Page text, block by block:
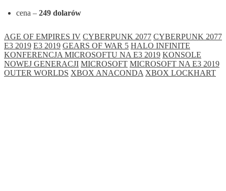
cena – 249 dolarów
AGE OF EMPIRES IV CYBERPUNK 2077 CYBERPUNK 2077
E3 2019 E3 2019 GEARS OF WAR 5 HALO INFINITE
KONFERENCJA MICROSOFTU NA E3 2019 KONSOLE
NOWEJ GENERACJI MICROSOFT MICROSOFT NA E3 2019
OUTER WORLDS XBOX ANACONDA XBOX LOCKHART